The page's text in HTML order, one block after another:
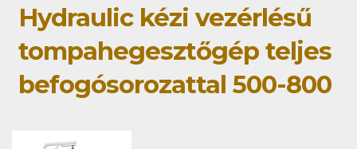
Hydraulic kézi vezérlésű
tompahegesztőgép teljes
befogósorozattal 500-800